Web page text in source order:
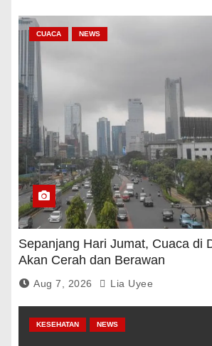
CUACA NEWS
Sepanjang Hari Jumat, Cuaca di
Akan Cerah dan Berawan
Aug 7, 2026 Lia Uyee
KESEHATAN NEWS